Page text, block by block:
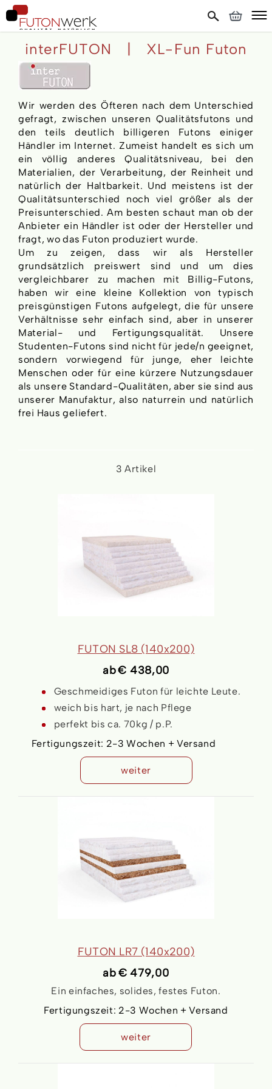
interFUTON | XL-Fun Futon
Wir werden des Öfteren nach dem Unterschied
gefragt, zwischen unseren Qualitätsfutons und
den teils deutlich billigeren Futons einiger
Händler im Internet. Zumeist handelt es sich um
ein völlig anderes Qualitätsniveau, bei den
Materialien, der Verarbeitung, der Reinheit und
natürlich der Haltbarkeit. Und meistens ist der
Qualitätsunterschied noch viel größer als der
Preisunterschied. Am besten schaut man ob der
Anbieter ein Händler ist oder der Hersteller und
fragt, wo das Futon produziert wurde.
Um zu zeigen, dass wir als Hersteller
grundsätzlich preiswert sind und um dies
vergleichbarer zu machen mit Billig-Futons,
haben wir eine kleine Kollektion von typisch
preisgünstigen Futons aufgelegt, die für unsere
Verhältnisse sehr einfach sind, aber in unserer
Material- und Fertigungsqualität. Unsere
Studenten-Futons sind nicht für jede/n geeignet,
sondern vorwiegend für junge, eher leichte
Menschen oder für eine kürzere Nutzungsdauer
als unsere Standard-Qualitäten, aber sie sind aus
unserer Manufaktur, also naturrein und natürlich
frei Haus geliefert.
3 Artikel
FUTON SL8 (140x200)
ab€ 438,00
Geschmeidiges Futon für leichte Leute.
weich bis hart, je nach Pflege
perfekt bis ca. 70kg / p.P.
Fertigungszeit: 2-3 Wochen + Versand
weiter
FUTON LR7 (140x200)
ab€ 479,00
Ein einfaches, solides, festes Futon.
Fertigungszeit: 2-3 Wochen + Versand
weiter